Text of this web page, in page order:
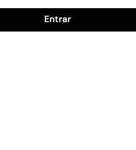
Entrar